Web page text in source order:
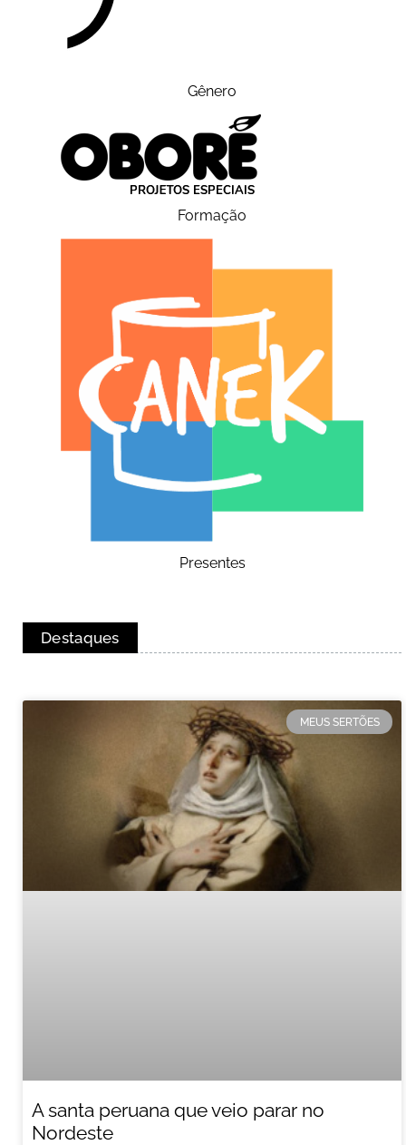
Gênero
Formação
Presentes
Destaques
MEUS SERTÕES
A santa peruana que veio parar no
Nordeste